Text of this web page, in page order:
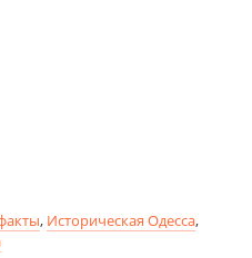
, Историческая Одесса,